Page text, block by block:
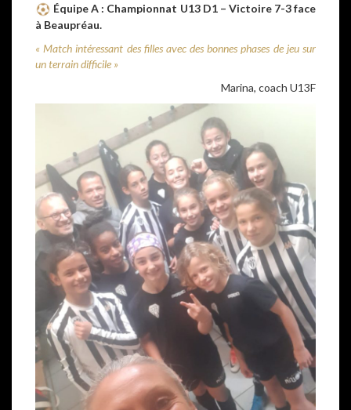
Équipe A : Championnat U13 D1 – Victoire 7-3 face
à Beaupréau.
« Match intéressant des filles avec des bonnes phases de jeu sur
un terrain difficile »
Marina, coach U13F